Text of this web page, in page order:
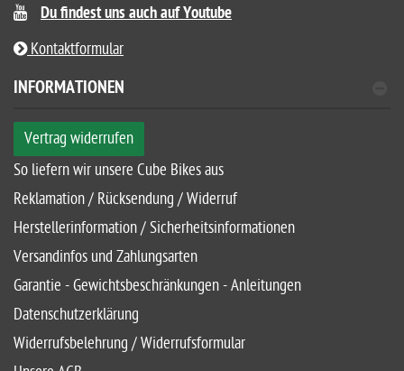
Du findest uns auch auf Youtube
Kontaktformular
INFORMATIONEN
Vertrag widerrufen
So liefern wir unsere Cube Bikes aus
Reklamation / Rücksendung / Widerruf
Herstellerinformation / Sicherheitsinformationen
Versandinfos und Zahlungsarten
Garantie - Gewichtsbeschränkungen - Anleitungen
Datenschutzerklärung
Widerrufsbelehrung / Widerrufsformular